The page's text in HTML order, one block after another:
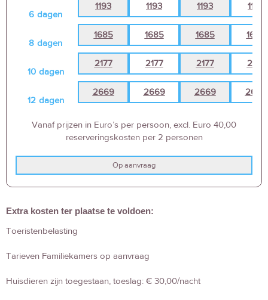
6 dagen
1193 1193 1193 1193
8 dagen
1685 1685 1685 1685
10 dagen
2177 2177 2177 2177
12 dagen
2669 2669 2669 2669
Vanaf prijzen in Euro’s per persoon, excl. Euro 40,00
reserveringskosten per 2 personen
Op aanvraag
Extra kosten ter plaatse te voldoen:
Toeristenbelasting
Tarieven Familiekamers op aanvraag
Huisdieren zijn toegestaan, toeslag: € 30,00/nacht